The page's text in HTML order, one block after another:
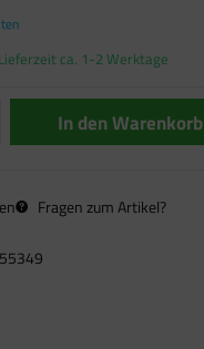
ca. 1-2 Werktage
In denWarenkorb
Fragen zum Artikel?
55349